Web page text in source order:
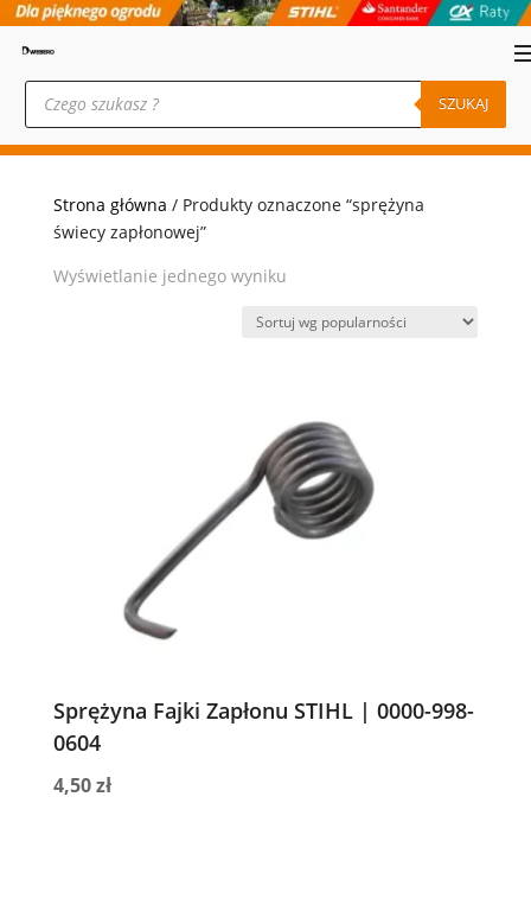
Wyszukiwarka
produktów SZUKAJ
Strona główna / Produkty oznaczone “sprężyna
świecy zapłonowej”
Wyświetlanie jednego wyniku
Sprężyna Fajki Zapłonu STIHL | 0000-998-
0604
4,50zł